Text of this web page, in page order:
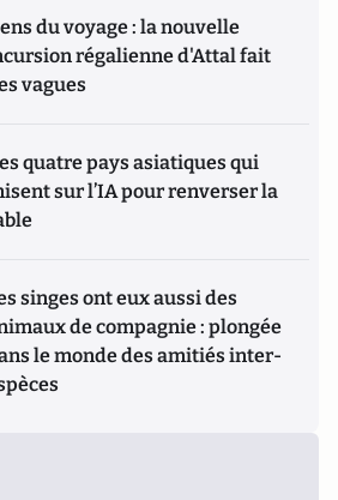
du voyage : la nouvelle
régalienne d'Attal fait
vagues
quatre pays asiatiques qui
sur l’IA pour renverser la
singes ont eux aussi des
de compagnie : plongée
le monde des amitiés inter-